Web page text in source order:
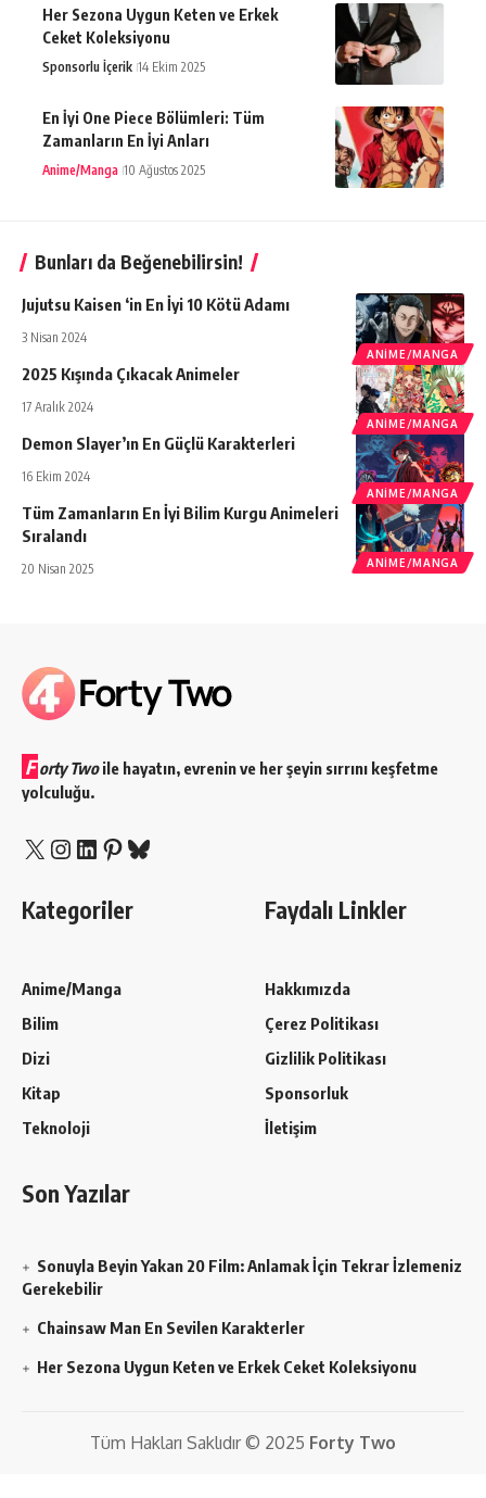
Her Sezona Uygun Keten ve Erkek
Ceket Koleksiyonu
Sponsorlu İçerik 14 Ekim 2025
En İyi One Piece Bölümleri: Tüm
Zamanların En İyi Anları
Anime/Manga 10 Ağustos 2025
Bunları da Beğenebilirsin!
ANIME/MANGA
Jujutsu Kaisen ‘in En İyi 10 Kötü Adamı
3 Nisan 2024
ANIME/MANGA
2025 Kışında Çıkacak Animeler
17 Aralık 2024
ANIME/MANGA
Demon Slayer’ın En Güçlü Karakterleri
16 Ekim 2024
ANIME/MANGA
Tüm Zamanların En İyi Bilim Kurgu Animeleri
Sıralandı
20 Nisan 2025
F orty Twoile hayatın, evrenin ve her şeyin sırrını keşfetme
yolculuğu.
X Instagram
LinkedIn
Pinterest
Bluesky
Kategoriler
Anime/Manga
Bilim
Dizi
Kitap
Teknoloji
Faydalı Linkler
Hakkımızda
Çerez Politikası
Gizlilik Politikası
Sponsorluk
İletişim
Son Yazılar
Sonuyla Beyin Yakan 20 Film: Anlamak İçin Tekrar İzlemeniz
Gerekebilir
Chainsaw Man En Sevilen Karakterler
Her Sezona Uygun Keten ve Erkek Ceket Koleksiyonu
Tüm Hakları Saklıdır © 2025 Forty Two